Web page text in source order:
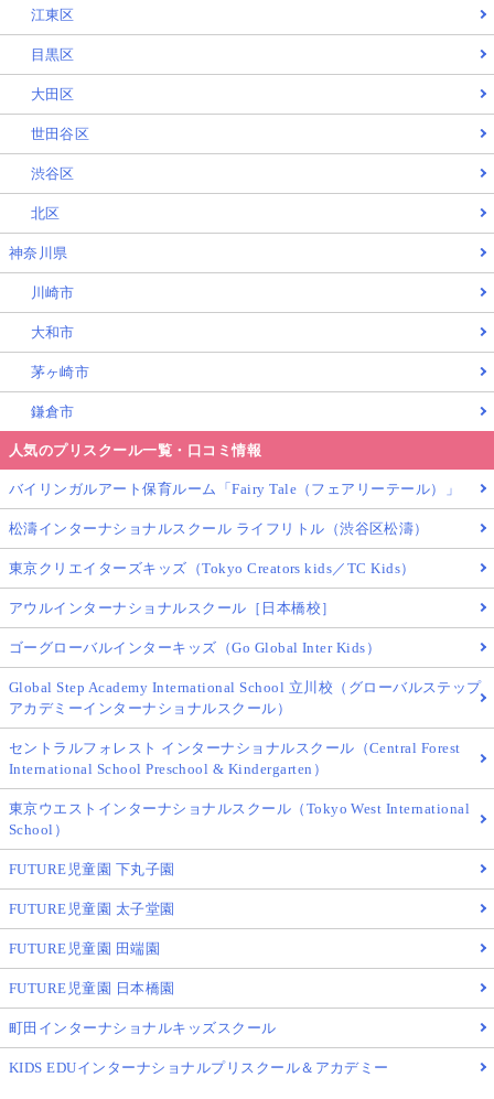
江東区
目黒区
大田区
世田谷区
渋谷区
北区
神奈川県
川崎市
大和市
茅ヶ崎市
鎌倉市
人気のプリスクール一覧・口コミ情報
バイリンガルアート保育ルーム「Fairy Tale（フェアリーテール）」
松濤インターナショナルスクール ライフリトル（渋谷区松濤）
東京クリエイターズキッズ（Tokyo Creators kids／TC Kids）
アウルインターナショナルスクール［日本橋校］
ゴーグローバルインターキッズ（Go Global Inter Kids）
Global Step Academy International School 立川校（グローバルステップ
アカデミーインターナショナルスクール）
セントラルフォレスト インターナショナルスクール（Central Forest
International School Preschool & Kindergarten）
東京ウエストインターナショナルスクール（Tokyo West International
School）
FUTURE児童園 下丸子園
FUTURE児童園 太子堂園
FUTURE児童園 田端園
FUTURE児童園 日本橋園
町田インターナショナルキッズスクール
KIDS EDUインターナショナルプリスクール＆アカデミー